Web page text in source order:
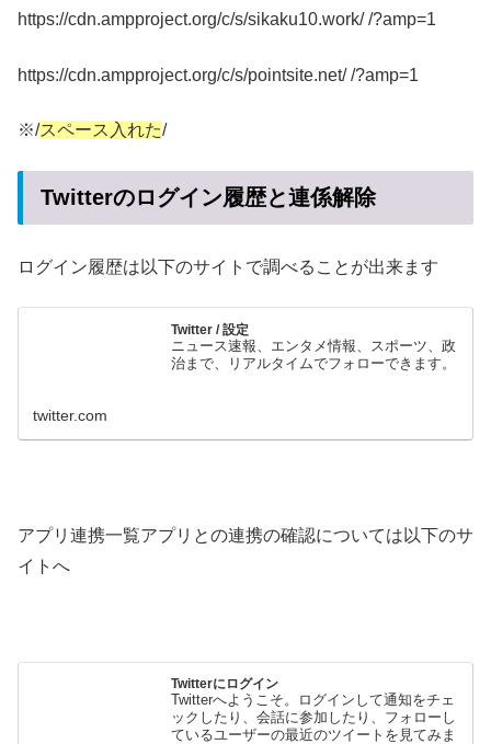
https://cdn.ampproject.org/c/s/sikaku10.work/ /?amp=1
https://cdn.ampproject.org/c/s/pointsite.net/ /?amp=1
※/スペース入れた/
Twitterのログイン履歴と連係解除
ログイン履歴は以下のサイトで調べることが出来ます
Twitter / 設定
ニュース速報、エンタメ情報、スポーツ、政
治まで、リアルタイムでフォローできます。
twitter.com
アプリ連携一覧アプリとの連携の確認については以下のサ
イトへ
Twitterにログイン
Twitterへようこそ。ログインして通知をチェ
ックしたり、会話に参加したり、フォローし
ているユーザーの最近のツイートを見てみま